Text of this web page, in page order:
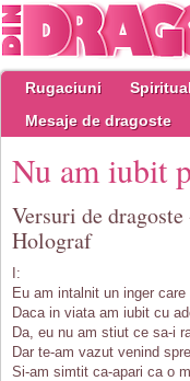
Rugaciuni
Mesaje de dragoste
Nu am iubit
Versuri de
Holograf
I:
Eu am intalnit un inger
Daca in viata am iubit cu
Da, eu nu am stiut ce sa-i
Dar te-am vazut venind
Si-am simtit ca-apari ca o